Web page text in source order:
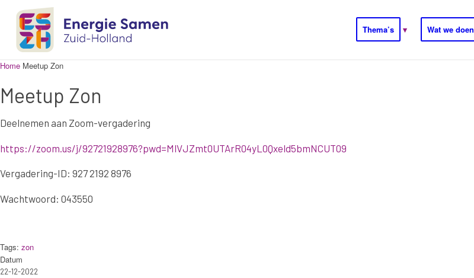
Thema’s Wat we doen
Home Meetup Zon
Meetup Zon
Deelnemen aan Zoom-vergadering
https://zoom.us/j/92721928976?pwd=MlVJZmt0UTArR04yL0Qxeld5bmNCUT09
Vergadering-ID: 927 2192 8976
Wachtwoord: 043550
Tags: zon
Datum
22-12-2022